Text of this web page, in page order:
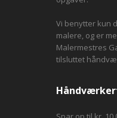
Vi benytter kun
malere, og er
Malermestres
tilsluttet